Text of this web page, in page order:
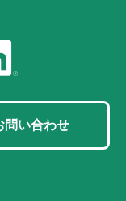
問い合わせ